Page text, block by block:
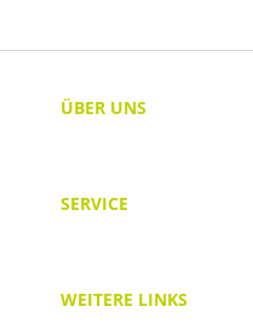
ÜBER UNS
SERVICE
WEITERE LINKS